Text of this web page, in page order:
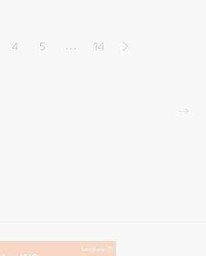
Lapa
4 Lapa
5 … 14